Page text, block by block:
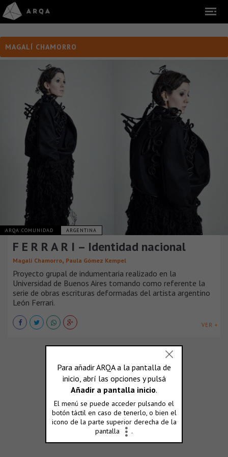
MAGALÍ CHAMORRO
ARQA COMUNIDAD ARGENTINA
F E R R A R I – Identidad nacional
Magalí Chamorro, Paula Gómez Kempel
Proyecto grupal de indumentaria realizado en la
Universidad de Buenos Aires tomando como referente la
serie de obras escrituras deformadas del artista argentino
León Ferrari.
VER +